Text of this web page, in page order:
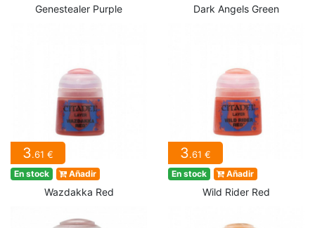
Genestealer Purple Dark Angels Green
3.61 €
En stock Añadir
Wazdakka Red
3.61 €
En stock Añadir
Wild Rider Red